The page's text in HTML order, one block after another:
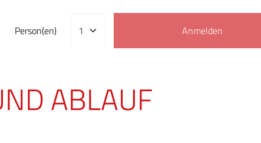
Person(en) Anmelden
ABLAUF